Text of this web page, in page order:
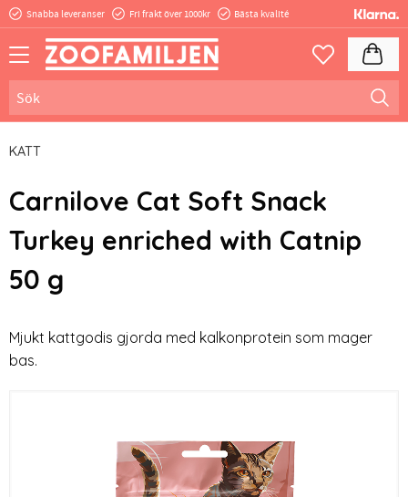
Snabba leveranser Fri frakt över 1000kr Bästa kvalité
Favoriter
KATT
Carnilove Cat Soft Snack
Turkey enriched with Catnip
50 g
Mjukt kattgodis gjorda med kalkonprotein som mager
bas.